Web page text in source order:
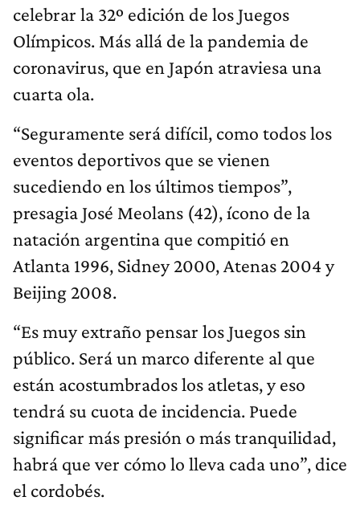
celebrar la 32º edición de los Juegos
Olímpicos. Más allá de la pandemia de
coronavirus, que en Japón atraviesa una
cuarta ola.
“Seguramente será difícil, como todos los
eventos deportivos que se vienen
sucediendo en los últimos tiempos”,
presagia José Meolans (42), ícono de la
natación argentina que compitió en
Atlanta 1996, Sidney 2000, Atenas 2004 y
Beijing 2008.
“Es muy extraño pensar los Juegos sin
público. Será un marco diferente al que
están acostumbrados los atletas, y eso
tendrá su cuota de incidencia. Puede
significar más presión o más tranquilidad,
habrá que ver cómo lo lleva cada uno”, dice
el cordobés.